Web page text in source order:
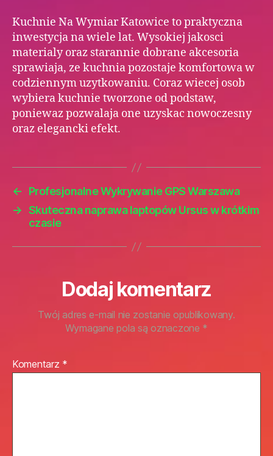
Kuchnie Na Wymiar Katowice to praktyczna
inwestycja na wiele lat. Wysokiej jakosci
materialy oraz starannie dobrane akcesoria
sprawiaja, ze kuchnia pozostaje komfortowa w
codziennym uzytkowaniu. Coraz wiecej osob
wybiera kuchnie tworzone od podstaw,
poniewaz pozwalaja one uzyskac nowoczesny
oraz elegancki efekt.
←
Profesjonalne Wykrywanie GPS Warszawa
→ Skuteczna naprawa laptopów Ursus w krótkim
czasie
Dodaj komentarz
Twój adres e-mail nie zostanie opublikowany.
Wymagane pola są oznaczone *
Komentarz *